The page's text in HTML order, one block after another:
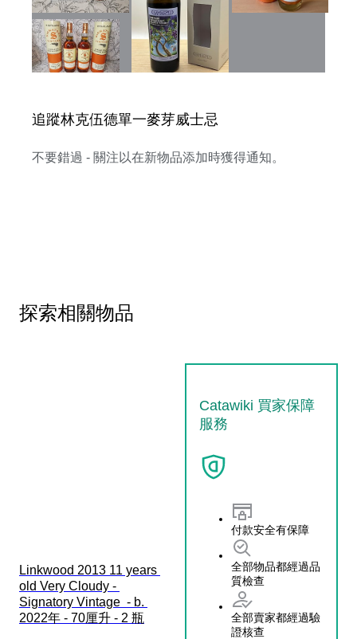
追蹤林克伍德單一麥芽威士忌
不要錯過 - 關注以在新物品添加時獲得通知。
探索相關物品
Catawiki 買家保障
服務
付款安全有保障
全部物品都經過品
質檢查
全部賣家都經過驗
證核查
Linkwood 2013 11 years
old Very Cloudy -
Signatory Vintage  - b.
2022年 - 70厘升 - 2 瓶